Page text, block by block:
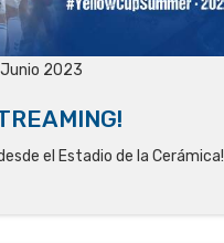
2023
el Estadio de la Cerámica!